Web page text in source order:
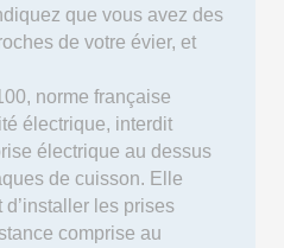
que vous avez des
de votre évier, et
norme française
électrique, interdit
électrique au dessus
de cuisson. Elle
les prises
comprise au